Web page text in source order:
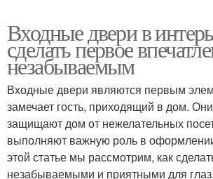
Входные двери в
сделать первое
незабываемым
Входные двери являются первым
замечает гость, приходящий в дом.
защищают дом от нежелательных
выполняют важную роль в
этой статье мы рассмотрим, как
незабываемыми и приятными для глаз.